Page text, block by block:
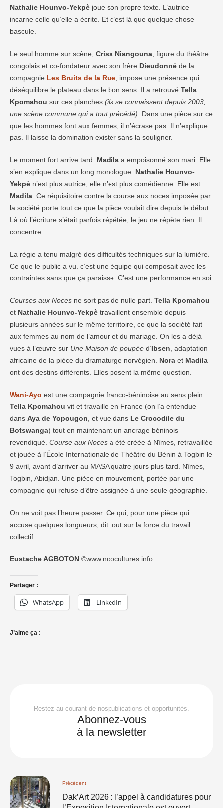
Nathalie Hounvo-Yekpè joue son propre texte. L’autrice
incarne celle qu’elle a écrite. Et c’est là que quelque chose
bascule.
Le seul homme sur scène, Criss Niangouna , figure du théâtre
congolais et co-fondateur avec son frère Dieudonné de la
compagnie Les Bruits de la Rue , impose une présence qui
déséquilibre le plateau dans le bon sens. Il a retrouvé Tella
Kpomahou sur ces planches (ils se connaissent depuis 2003,
une scène commune qui a tout précédé) . Dans une pièce sur ce
que les hommes font aux femmes, il n’écrase pas. Il n’explique
pas. Il laisse la domination exister sans la souligner.
Le moment fort arrive tard. Madila a empoisonné son mari. Elle
s’en explique dans un long monologue. Nathalie Hounvo-
Yekpè n’est plus autrice, elle n’est plus comédienne. Elle est
Madila . Ce réquisitoire contre la course aux noces imposée par
la société porte tout ce que la pièce voulait dire depuis le début.
Là où l’écriture s’était parfois répétée, le jeu ne répète rien. Il
concentre.
La régie a tenu malgré des difficultés techniques sur la lumière.
Ce que le public a vu, c’est une équipe qui composait avec les
contraintes sans que ça paraisse. C’est une performance en soi.
Courses aux Noces ne sort pas de nulle part. Tella Kpomahou
et Nathalie Hounvo-Yekpè travaillent ensemble depuis
plusieurs années sur le même territoire, ce que la société fait
aux femmes au nom de l’amour et du mariage. On les a déjà
vues à l’œuvre sur Une Maison de poupée d’Ibsen , adaptation
africaine de la pièce du dramaturge norvégien. Nora et Madila
ont des destins différents. Elles posent la même question.
Wani-Ayo est une compagnie franco-béninoise au sens plein.
Tella Kpomahou vit et travaille en France (on l’a entendue
dans Aya de Yopougon , et vue dans Le Crocodile du
Botswanga) tout en maintenant un ancrage béninois
revendiqué. Course aux Noces a été créée à Nîmes, retravaillée
et jouée à l’École Internationale de Théâtre du Bénin à Togbin le
9 avril, avant d’arriver au MASA quatre jours plus tard. Nîmes,
Togbin, Abidjan. Une pièce en mouvement, portée par une
compagnie qui refuse d’être assignée à une seule géographie.
On ne voit pas l’heure passer. Ce qui, pour une pièce qui
accuse quelques longueurs, dit tout sur la force du travail
collectif.
Eustache AGBOTON ©www.noocultures.info
Partager :
WhatsApp LinkedIn
J’aime ça :
Restez au courant de nospublications et opportunités.
Abonnez-vous
à la newsletter
Précédent
Dak’Art 2026 : l’appel à candidatures pour